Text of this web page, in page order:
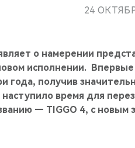
24
о намерении
исполнении.
года, получив
наступило время для
— TIGGO 4, с